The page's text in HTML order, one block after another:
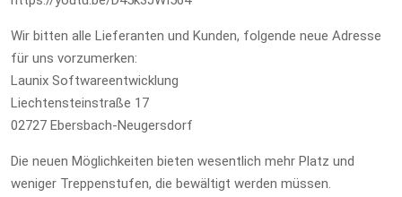
Wir bitten alle Lieferanten und Kunden, folgende neue Adresse
für uns vorzumerken:
Launix Softwareentwicklung
Liechtensteinstraße 17
02727 Ebersbach-Neugersdorf
Die neuen Möglichkeiten bieten wesentlich mehr Platz und
weniger Treppenstufen, die bewältigt werden müssen.